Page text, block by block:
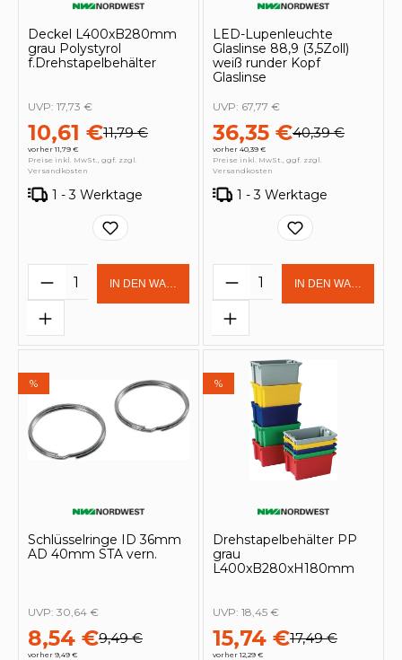
Deckel L400xB280mm
grau Polystyrol
f.Drehstapelbehälter
10,61 €11,79 €
vorher 11,79 €
UVP: 17,73 €
Preise inkl. MwSt., ggf. zzgl.
Versandkosten
1 - 3 Werktage
Produkt Anzahl: Gib den
IN DEN WARENKORB
LED-Lupenleuchte
Glaslinse 88,9 (3,5Zoll)
weiß runder Kopf
Glaslinse
36,35 €40,39 €
vorher 40,39 €
UVP: 67,77 €
Preise inkl. MwSt., ggf. zzgl.
Versandkosten
1 - 3 Werktage
Produkt Anzahl:
IN DEN
%
Schlüsselringe ID 36mm
AD 40mm STA vern.
8,54 €9,49 €
vorher 9,49 €
UVP: 30,64 €
%
Drehstapelbehälter PP
grau
L400xB280xH180mm
15,74 €17,49 €
vorher 12,29 €
UVP: 18,45 €